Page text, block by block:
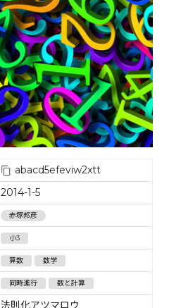
abacd5efeviw2xtt
2014-1-5
赤塚邦彦
小3
算数 数学
同時進行 数と計算
法則化アツマロウ